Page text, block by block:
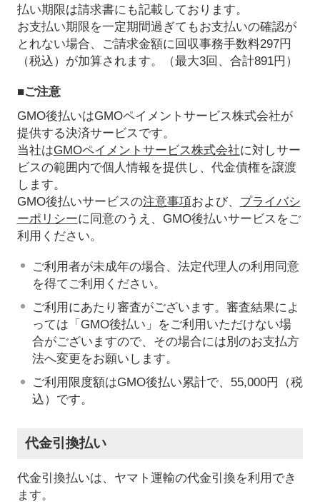
払い期限は請求書にも記載しております。
お支払い期限を一定期間過ぎてもお支払いの確認が
とれない場合、ご請求金額に回収事務手数料297円
（税込）が加算されます。（最大3回、合計891円）
■ご注意
GMO後払いはGMOペイメントサービス株式会社が
提供する決済サービスです。
当社はGMOペイメントサービス株式会社に対しサー
ビスの範囲内で個人情報を提供し、代金債権を譲渡
します。
GMO後払いサービスの注意事項および、 プライバシ
ーポリシーに同意のうえ、GMO後払いサービスをご
利用ください。
ご利用者が未成年の場合、法定代理人の利用同意
を得てご利用ください。
ご利用にあたり審査がございます。審査結果によ
っては「GMO後払い」をご利用いただけない場
合がございますので、その場合には別のお支払方
法へ変更をお願いします。
ご利用限度額はGMO後払い累計で、55,000円（税
込）です。
代金引換払い
代金引換払いは、ヤマト運輸の代金引換を利用でき
ます。